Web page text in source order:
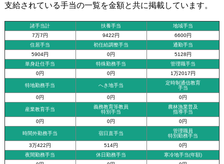
支給されている手当の一覧を金額と共に掲載しています。
諸手当計 扶養手当
地域手当
7万7円
9422円
6600円
住居手当
初任給調整手当
通勤手当
5904円
0円
5128円
単身赴任手当
特殊勤務手当
管理職手当
0円
0円 1万2017円
特地勤務手当 へき地手当
定時制通信教育
手当
0円
0円 0円
産業教育手当
義務教育等教員
特別手当
農林漁業普及
指導手当
0円
0円 0円
時間外勤務手当 宿日直手当
管理職員
特別勤務手当
3万422円
514円
0円
夜間勤務手当
休日勤務手当
寒冷地手当(年額)